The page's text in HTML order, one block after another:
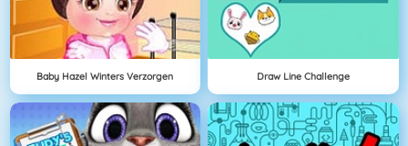
Baby Hazel Winters Verzorgen Draw Line Challenge